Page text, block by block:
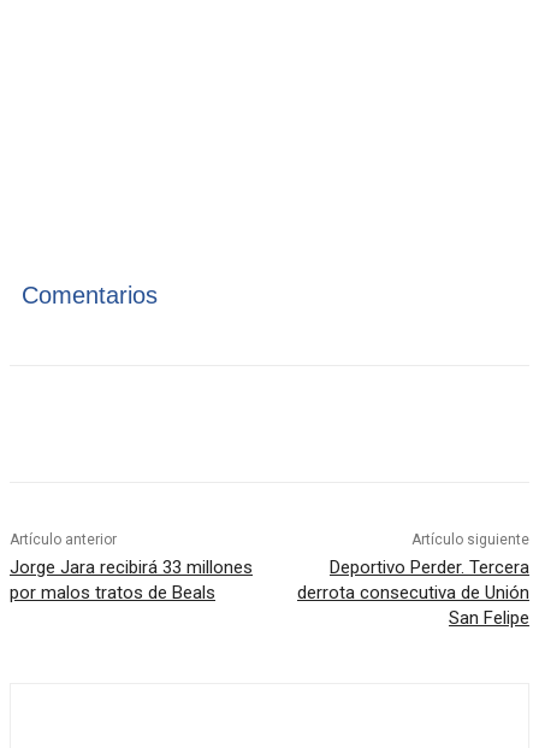
Comentarios
Artículo anterior
Jorge Jara recibirá 33 millones
por malos tratos de Beals
Artículo siguiente
Deportivo Perder. Tercera
derrota consecutiva de Unión
San Felipe